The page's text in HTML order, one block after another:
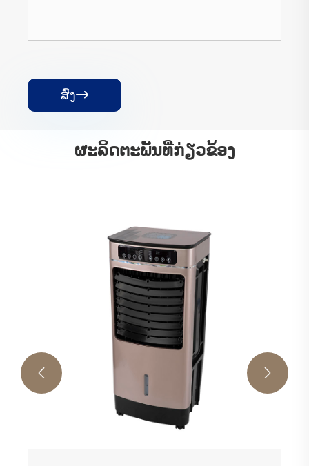
ສົ່ງ
ຜະ​ລິດ​ຕະ​ພັນ​ທີ່​ກ່ຽວ​ຂ້ອງ
 